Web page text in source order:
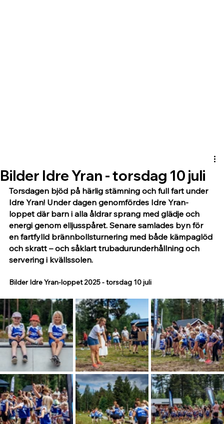
Bilder Idre Yran - torsdag 10 juli
Torsdagen bjöd på härlig stämning och full fart under
Idre Yran! Under dagen genomfördes Idre Yran-
loppet där barn i alla åldrar sprang med glädje och
energi genom elljusspåret. Senare samlades byn för
en fartfylld brännbollsturnering med både kämpaglöd
och skratt – och såklart trubadurunderhållning och
servering i kvällssolen.
Bilder Idre Yran-loppet 2025 - torsdag 10 juli